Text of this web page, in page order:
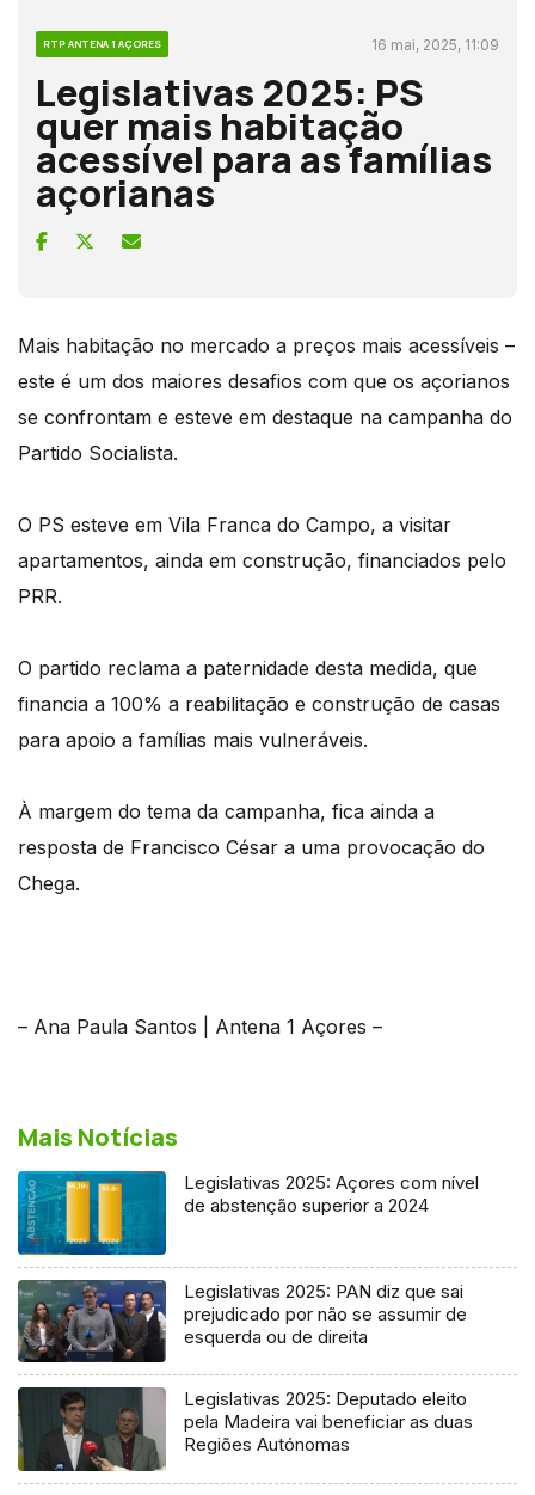
RTP ANTENA 1 AÇORES 16 mai, 2025, 11:09
Legislativas 2025: PS
quer mais habitação
acessível para as famílias
açorianas
Mais habitação no mercado a preços mais acessíveis –
este é um dos maiores desafios com que os açorianos
se confrontam e esteve em destaque na campanha do
Partido Socialista.
O PS esteve em Vila Franca do Campo, a visitar
apartamentos, ainda em construção, financiados pelo
PRR.
O partido reclama a paternidade desta medida, que
financia a 100% a reabilitação e construção de casas
para apoio a famílias mais vulneráveis.
À margem do tema da campanha, fica ainda a
resposta de Francisco César a uma provocação do
Chega.
– Ana Paula Santos | Antena 1 Açores –
Mais Notícias
Legislativas 2025: Açores com nível
de abstenção superior a 2024
Legislativas 2025: PAN diz que sai
prejudicado por não se assumir de
esquerda ou de direita
Legislativas 2025: Deputado eleito
pela Madeira vai beneficiar as duas
Regiões Autónomas